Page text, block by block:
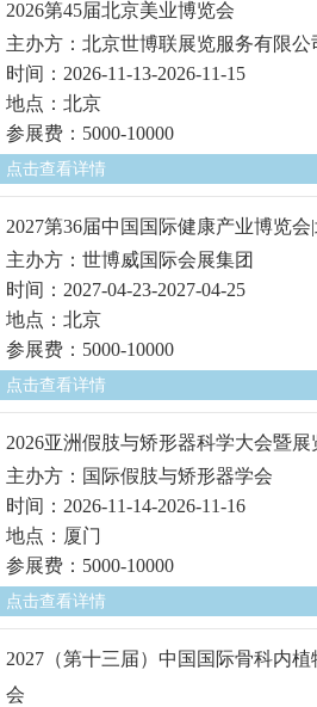
2026第45届北京美业博览会
主办方：北京世博联展览服务有限公
时间：2026-11-13-2026-11-15
地点：北京
参展费：5000-10000
点击查看详情
2027第36届中国国际健康产业博览会
主办方：世博威国际会展集团
时间：2027-04-23-2027-04-25
地点：北京
参展费：5000-10000
点击查看详情
2026亚洲假肢与矫形器科学大会暨展
主办方：国际假肢与矫形器学会
时间：2026-11-14-2026-11-16
地点：厦门
参展费：5000-10000
点击查看详情
2027（第十三届）中国国际骨科内
会